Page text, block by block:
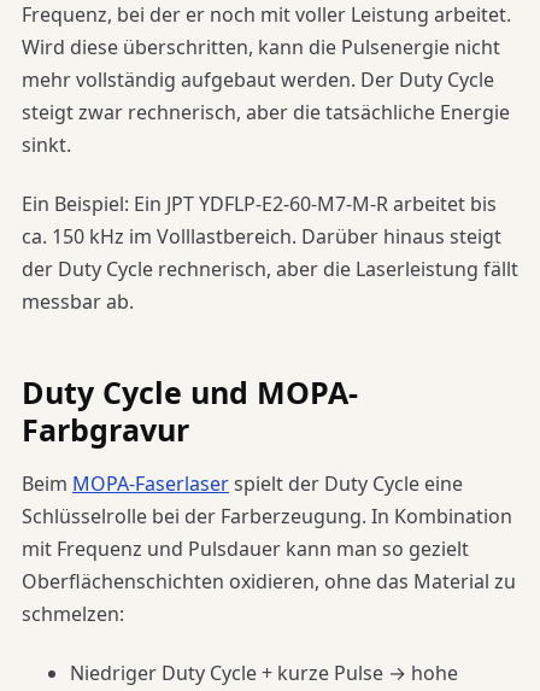
Frequenz, bei der er noch mit voller Leistung arbeitet.
Wird diese überschritten, kann die Pulsenergie nicht
mehr vollständig aufgebaut werden. Der Duty Cycle
steigt zwar rechnerisch, aber die tatsächliche Energie
sinkt.
Ein Beispiel: Ein JPT YDFLP-E2-60-M7-M-R arbeitet bis
ca. 150 kHz im Volllastbereich. Darüber hinaus steigt
der Duty Cycle rechnerisch, aber die Laserleistung fällt
messbar ab.
Duty Cycle und MOPA-
Farbgravur
Beim MOPA-Faserlaserspielt der Duty Cycle eine
Schlüsselrolle bei der Farberzeugung. In Kombination
mit Frequenz und Pulsdauer kann man so gezielt
Oberflächenschichten oxidieren, ohne das Material zu
schmelzen:
Niedriger Duty Cycle + kurze Pulse → hohe